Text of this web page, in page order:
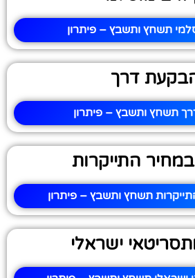
תשחץ ותשבץ – פיתרון
דרך
תשחץ ותשבץ – פיתרון
במחיר התייקרות
תשחץ ותשבץ – פיתרון
ישראלי